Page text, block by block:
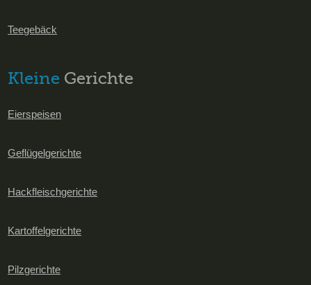
Teegebäck
Kleine Gerichte
Eierspeisen
Geflügelgerichte
Hackfleischgerichte
Kartoffelgerichte
Pilzgerichte